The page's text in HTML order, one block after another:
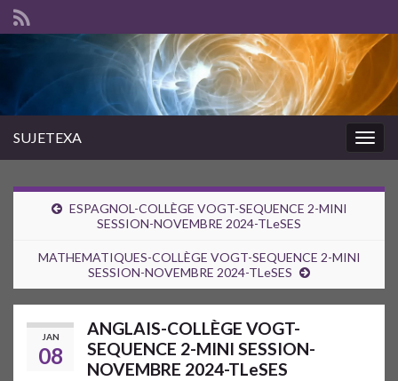
SUJETEXA
ESPAGNOL-COLLÈGE VOGT-SEQUENCE 2-MINI
SESSION-NOVEMBRE 2024-TLeSES
MATHEMATIQUES-COLLÈGE VOGT-SEQUENCE 2-MINI
SESSION-NOVEMBRE 2024-TLeSES
JAN
08
ANGLAIS-COLLÈGE VOGT-
SEQUENCE 2-MINI SESSION-
NOVEMBRE 2024-TLeSES